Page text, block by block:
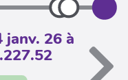
janv. 26 à